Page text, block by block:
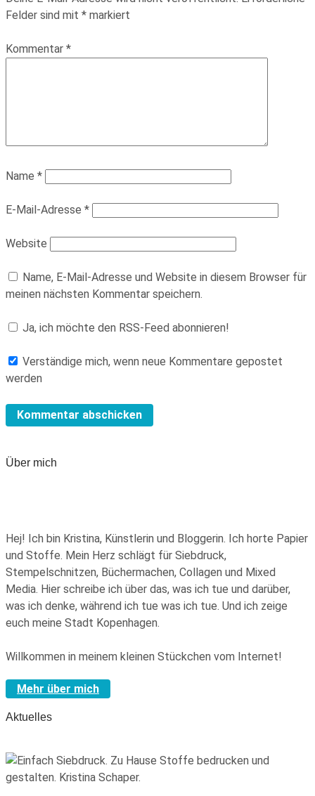
Felder sind mit * markiert
Kommentar *
Name *
E-Mail-Adresse *
Website
Name, E-Mail-Adresse und Website in diesem Browser für
meinen nächsten Kommentar speichern.
Ja, ich möchte den RSS-Feed abonnieren!
Verständige mich, wenn neue Kommentare gepostet
werden
Über mich
Hej! Ich bin Kristina, Künstlerin und Bloggerin. Ich horte Papier
und Stoffe. Mein Herz schlägt für Siebdruck,
Stempelschnitzen, Büchermachen, Collagen und Mixed
Media. Hier schreibe ich über das, was ich tue und darüber,
was ich denke, während ich tue was ich tue. Und ich zeige
euch meine Stadt Kopenhagen.
Willkommen in meinem kleinen Stückchen vom Internet!
Mehr über mich
Aktuelles